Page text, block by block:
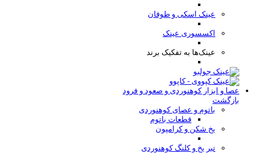
عینک اسکی و طوفان
اکسسوری عینک
عینک‌ها به تفکیک برند
عصا و ابزار کوهنوردی و صعود و فرود
بازگشت
باتوم و عصای کوهنوردی
قطعات باتوم
یخ شکن و کرامپون
تبر یخ و کلنگ کوهنوردی